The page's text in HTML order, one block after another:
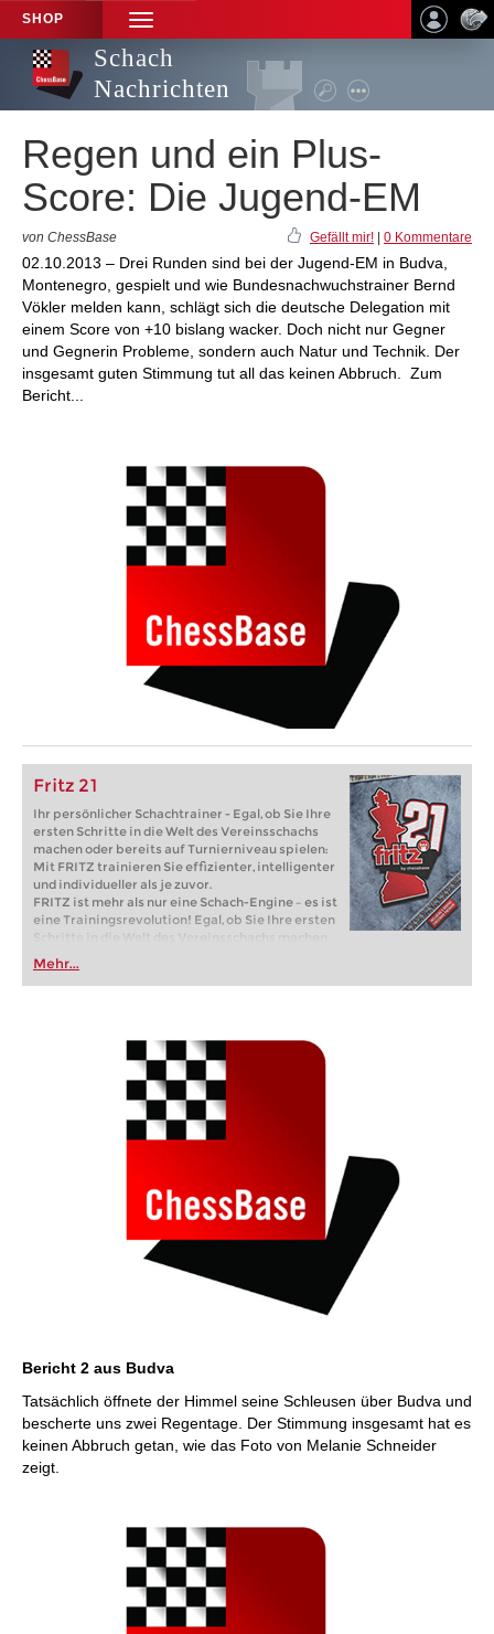
SHOP
TOGGLE
NAVIGATION
Schach
Nachrichten
Regen und ein Plus-
Score: Die Jugend-EM
von ChessBase Gefällt mir! 0 Kommentare
02.10.2013 – Drei Runden sind bei der Jugend-EM in Budva,
Montenegro, gespielt und wie Bundesnachwuchstrainer Bernd
Vökler melden kann, schlägt sich die deutsche Delegation mit
einem Score von +10 bislang wacker. Doch nicht nur Gegner
und Gegnerin Probleme, sondern auch Natur und Technik. Der
insgesamt guten Stimmung tut all das keinen Abbruch. Zum
Bericht...
Fritz 21
Ihr persönlicher Schachtrainer - Egal, ob Sie Ihre
ersten Schritte in die Welt des Vereinsschachs
machen oder bereits auf Turnierniveau spielen:
Mit FRITZ trainieren Sie effizienter, intelligenter
und individueller als je zuvor.
FRITZ ist mehr als nur eine Schach-Engine – es ist
eine Trainingsrevolution! Egal, ob Sie Ihre ersten
Schritte in die Welt des Vereinsschachs machen
oder bereits auf Turnierniveau spielen: Mit
FRITZ trainieren Sie effizienter, intelligenter und
individueller als je zuvor.
Mehr...
Bericht 2 aus Budva
Tatsächlich öffnete der Himmel seine Schleusen über Budva und
bescherte uns zwei Regentage. Der Stimmung insgesamt hat es
keinen Abbruch getan, wie das Foto von Melanie Schneider
zeigt.